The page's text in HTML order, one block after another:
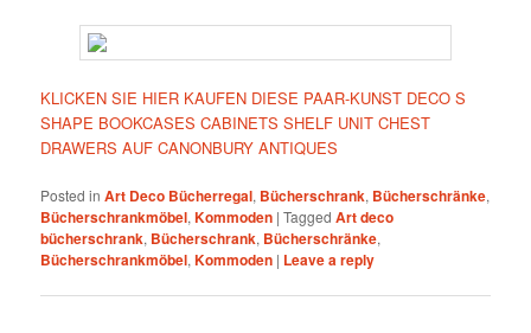
KLICKEN SIE HIER KAUFEN DIESE PAAR-KUNST DECO S
SHAPE BOOKCASES CABINETS SHELF UNIT CHEST
DRAWERS AUF CANONBURY ANTIQUES
Posted in Art Deco Bücherregal, Bücherschrank, Bücherschränke,
Bücherschrankmöbel,Kommoden |Tagged Art deco
bücherschrank, Bücherschrank, Bücherschränke,
Bücherschrankmöbel,Kommoden | Leave a reply